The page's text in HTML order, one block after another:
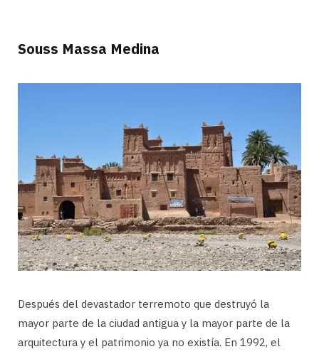
Souss Massa Medina
Después del devastador terremoto que destruyó la
mayor parte de la ciudad antigua y la mayor parte de la
arquitectura y el patrimonio ya no existía. En 1992, el